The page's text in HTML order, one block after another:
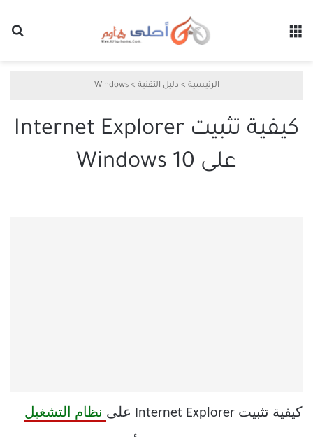
الرئيسية > دليل التقنية >
Windows
كيفية تثبيت Internet Explorer
على Windows 10
كيفية تثبيت Internet Explorer على نظام التشغيل